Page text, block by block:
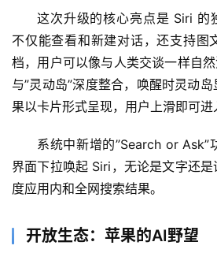
这次升级的核心亮点是 Siri 的
不仅能查看和新建对话，还支持图
档，用户可以像与人类交谈一样自
与”灵动岛”深度整合，唤醒时灵动
果以卡片形式呈现，用户上滑即可进
系统中新增的”Search or Ask”
界面下拉唤起 Siri，无论是文字还
度应用内和全网搜索结果。
开放生态：苹果的AI野望